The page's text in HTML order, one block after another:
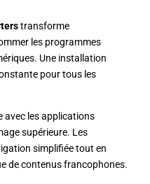
transforme
les programmes
Une installation
pour tous les
avec les applications
supérieure. Les
simplifiée tout en
de contenus francophones.